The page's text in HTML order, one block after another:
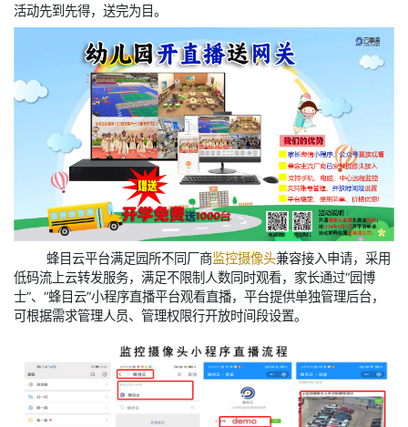
活动先到先得，送完为目。
蜂目云平台满足园所不同厂商监控摄像头兼容接入申请，采用
低码流上云转发服务，满足不限制人数同时观看，家长通过“园博
士”、“蜂目云”小程序直播平台观看直播，平台提供单独管理后台，
可根据需求管理人员、管理权限行开放时间段设置。